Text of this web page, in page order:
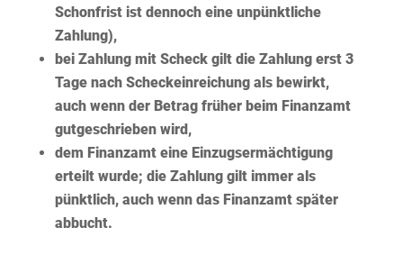
Schonfrist ist dennoch eine unpünktliche
Zahlung),
bei Zahlung mit Scheck gilt die Zahlung erst 3
Tage nach Scheckeinreichung als bewirkt,
auch wenn der Betrag früher beim Finanzamt
gutgeschrieben wird,
dem Finanzamt eine Einzugsermächtigung
erteilt wurde; die Zahlung gilt immer als
pünktlich, auch wenn das Finanzamt später
abbucht.